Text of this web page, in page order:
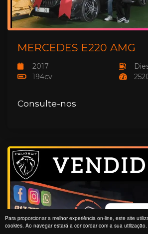
Para proporcionar a melhor experiência on-line, este site
cookies. Ao navegar estará a concordar com a sua utilização.
MERCEDES E220 AMG
2017
194cv
Consulte-nos
Podemos